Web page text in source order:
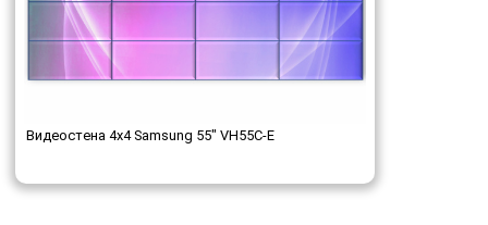
Видеостена 4x4 Samsung 55" VH55C-E